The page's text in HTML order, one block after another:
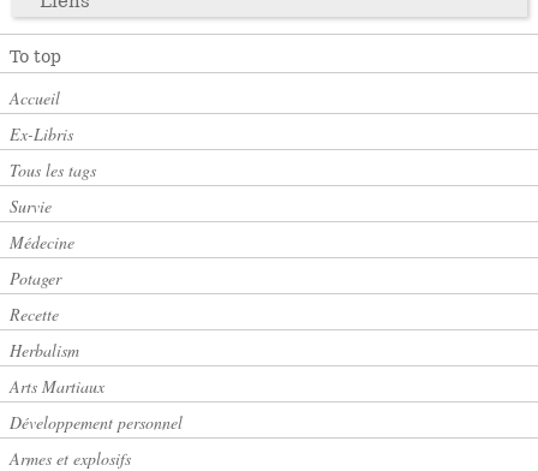
To top
Accueil
Ex-Libris
Tous les tags
Survie
Médecine
Potager
Recette
Herbalism
Arts Martiaux
Développement personnel
Armes et explosifs